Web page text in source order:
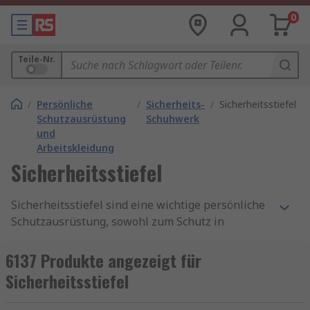
0
Teile-Nr.
/ Persönliche
Schutzausrüstung
und
Arbeitskleidung
/ Sicherheits-
Schuhwerk
/ Sicherheitsstiefel
Sicherheitsstiefel
Sicherheitsstiefel sind eine wichtige persönliche
Schutzausrüstung, sowohl zum Schutz in
vor Stößen. Egal, ob Sie schwere Gegenstände
handhaben oder mit Chemikalien arbeiten, ein
geeigneter Fußschutz ist in vielen
6137 Produkte angezeigt für
Sicherheitsstiefel